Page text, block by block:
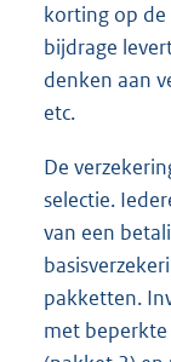
korting op
bijdrage
denken aan
etc.
De
selectie.
van een
pakketten.
met